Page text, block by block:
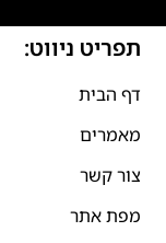
תפריט ניווט:
דף הבית
מאמרים
צור קשר
מפת אתר